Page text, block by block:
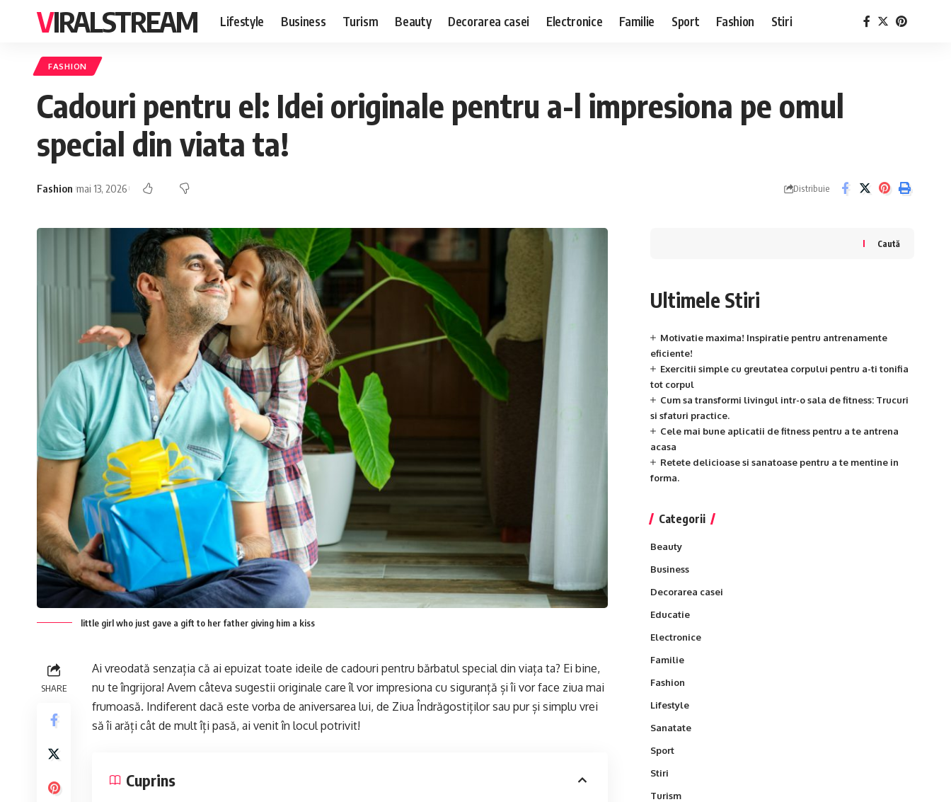
VIRALSTREAM Lifestyle Business Turism Beauty Decorarea casei Electronice Familie Sport Fashion Stiri
FASHION
Cadouri pentru el: Idei originale pentru a-l impresiona pe omul
special din viata ta!
Fashion mai 13, 2026 Distribuie
little girl who just gave a gift to her father giving him a kiss
SHARE
Ai vreodată senzația că ai epuizat toate ideile de cadouri pentru bărbatul special din viața ta? Ei bine,
nu te îngrijora! Avem câteva sugestii originale care îl vor impresiona cu siguranță și îi vor face ziua mai
frumoasă. Indiferent dacă este vorba de aniversarea lui, de Ziua Îndrăgostiților sau pur și simplu vrei
să îi arăți cât de mult îți pasă, ai venit în locul potrivit!
Cuprins
Caută
Ultimele Stiri
Motivatie maxima! Inspiratie pentru antrenamente
eficiente!
Exercitii simple cu greutatea corpului pentru a-ti tonifia
tot corpul
Cum sa transformi livingul intr-o sala de fitness: Trucuri
si sfaturi practice.
Cele mai bune aplicatii de fitness pentru a te antrena
acasa
Retete delicioase si sanatoase pentru a te mentine in
forma.
Categorii
Beauty
Business
Decorarea casei
Educatie
Electronice
Familie
Fashion
Lifestyle
Sanatate
Sport
Stiri
Turism